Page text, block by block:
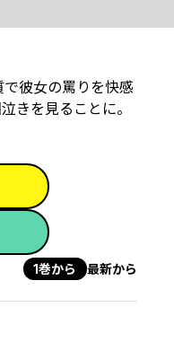
彼女の罵りを快感
きを見ることに。
1巻から 最新から